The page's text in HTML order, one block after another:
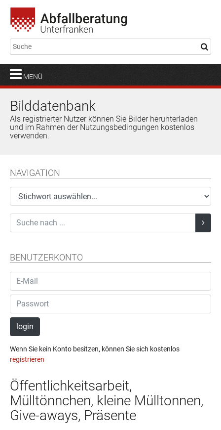
MENÜ
Bilddatenbank
Als registrierter Nutzer können Sie Bilder herunterladen
und im Rahmen der Nutzungsbedingungen kostenlos
verwenden.
NAVIGATION
BENUTZERKONTO
login
Wenn Sie kein Konto besitzen, können Sie sich kostenlos
registrieren
Öffentlichkeitsarbeit,
Mülltönnchen, kleine Mülltonnen,
Give-aways, Präsente